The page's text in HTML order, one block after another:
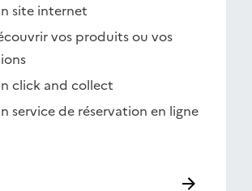
site internet
vos produits ou vos
click and collect
service de réservation en ligne